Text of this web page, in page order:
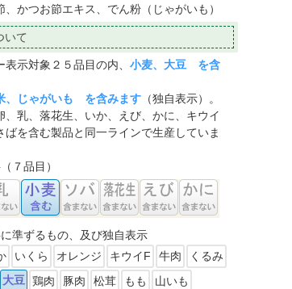
、かつお節エキス、でん粉（じゃがいも）
いて
示対象２５品目の内、 小麦、大豆 を含
、じゃがいも を含みます （独自表示）。
乳、落花生、いか、えび、かに、キウイ
ばを含む製品と同一ラインで生産していま
７品目）
準ずるもの、及び独自表示
いくら オレンジ キウイF 牛肉
くるみ
大豆 鶏肉 豚肉 松茸 もも
山いも